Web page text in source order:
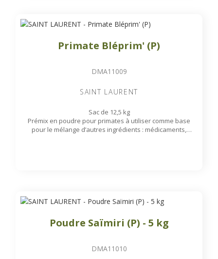
Primate Bléprim' (P)
DMA11009
SAINT LAURENT
Sac de 12,5 kg
Prémix en poudre pour primates à utiliser comme base
pour le mélange d’autres ingrédients : médicaments,
Poudre Saïmiri (P) - 5 kg
DMA11010